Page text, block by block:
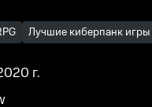
Лучшие киберпанк
г.